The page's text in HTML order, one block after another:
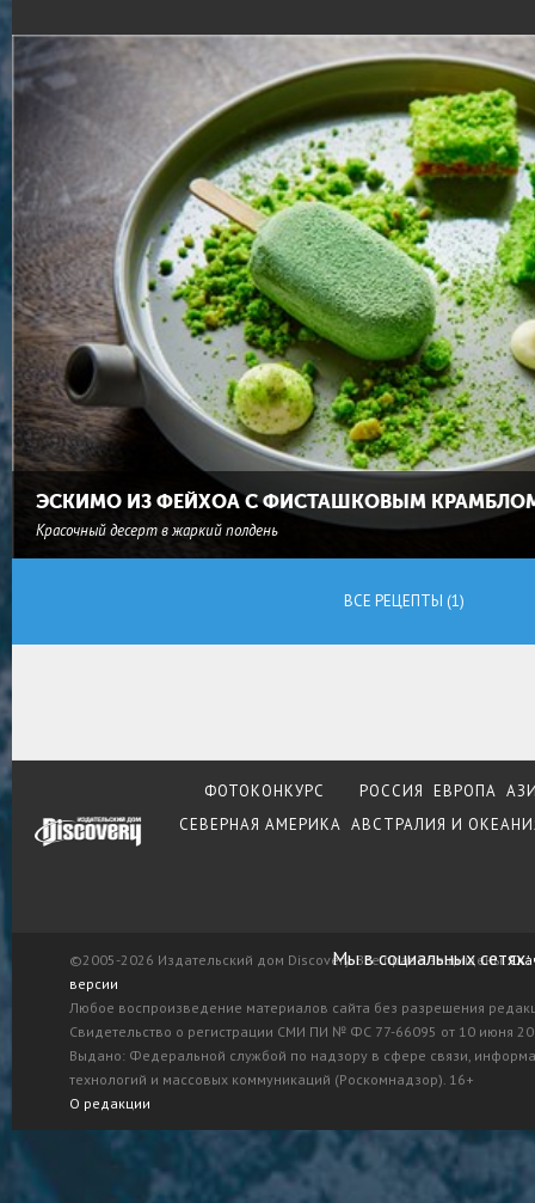
ЭСКИМО ИЗ ФЕЙХОА С ФИСТАШКОВЫМ
Красочный десерт в жаркий полдень
ВСЕ РЕЦЕПТЫ (1)
ФОТОКОНКУРС РОССИЯ ЕВРОПА
СЕВЕРНАЯ АМЕРИКА АВСТРАЛИЯ И
©2005-2026 Издательский дом Discovery. Все права защищены.
версии
Любое воспроизведение материалов сайта без разрешения
Свидетельство о регистрации СМИ ПИ № ФС 77-66095 от 10 июня
Выдано: Федеральной службой по надзору в сфере связи,
технологий и массовых коммуникаций (Роскомнадзор). 16+
О редакции
Мы в социальных сетях: